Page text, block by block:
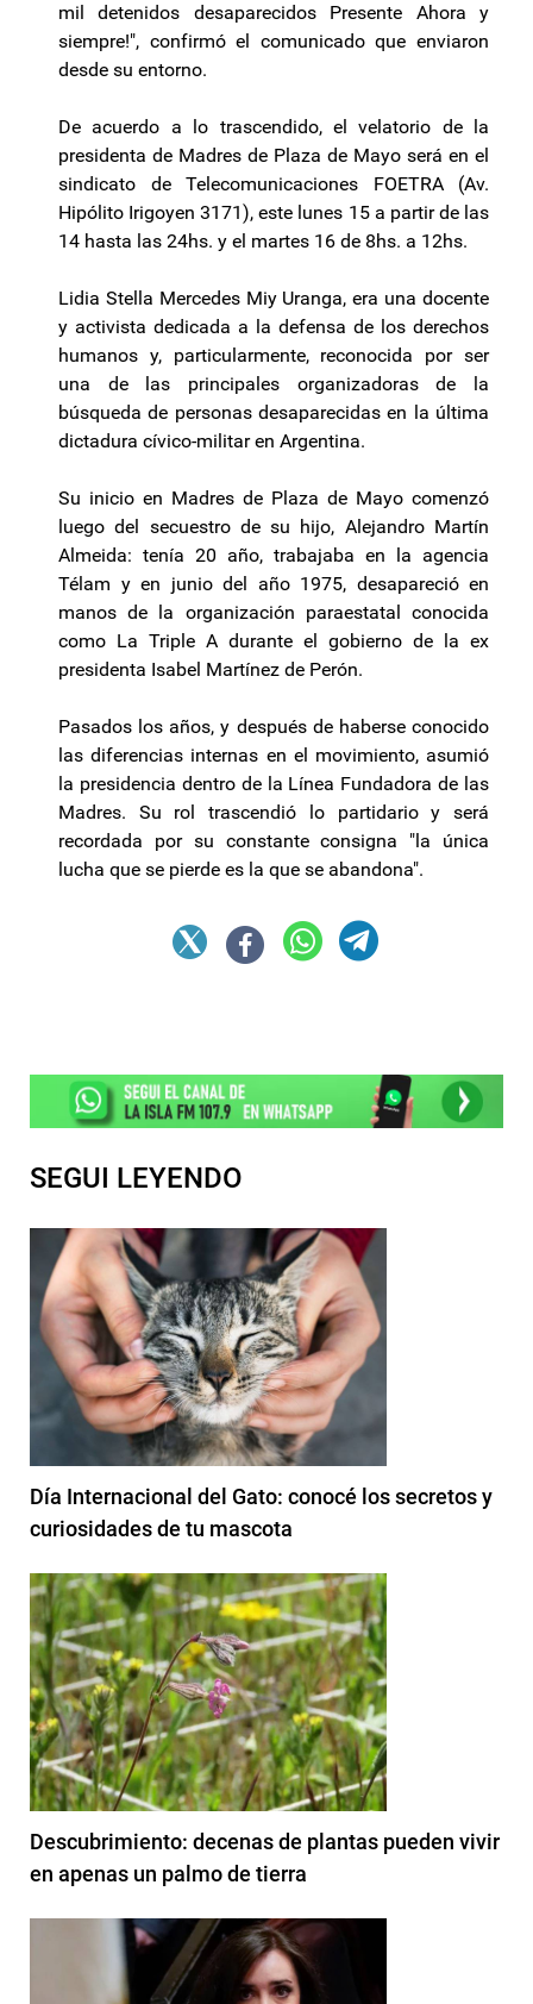
mil detenidos desaparecidos Presente Ahora y
siempre!", confirmó el comunicado que enviaron
desde su entorno.
De acuerdo a lo trascendido, el velatorio de la
presidenta de Madres de Plaza de Mayo será en el
sindicato de Telecomunicaciones FOETRA (Av.
Hipólito Irigoyen 3171), este lunes 15 a partir de las
14 hasta las 24hs. y el martes 16 de 8hs. a 12hs.
Lidia Stella Mercedes Miy Uranga, era una docente
y activista dedicada a la defensa de los derechos
humanos y, particularmente, reconocida por ser
una de las principales organizadoras de la
búsqueda de personas desaparecidas en la última
dictadura cívico-militar en Argentina.
Su inicio en Madres de Plaza de Mayo comenzó
luego del secuestro de su hijo, Alejandro Martín
Almeida: tenía 20 año, trabajaba en la agencia
Télam y en junio del año 1975, desapareció en
manos de la organización paraestatal conocida
como La Triple A durante el gobierno de la ex
presidenta Isabel Martínez de Perón.
Pasados los años, y después de haberse conocido
las diferencias internas en el movimiento, asumió
la presidencia dentro de la Línea Fundadora de las
Madres. Su rol trascendió lo partidario y será
recordada por su constante consigna "la única
lucha que se pierde es la que se abandona".
SEGUI LEYENDO
Día Internacional del Gato: conocé los secretos y
curiosidades de tu mascota
Descubrimiento: decenas de plantas pueden vivir
en apenas un palmo de tierra